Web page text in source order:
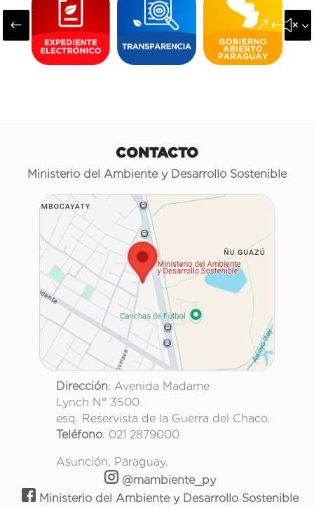
#
CONTACTO
Ministerio del Ambiente y Desarrollo Sostenible
Dirección: Avenida Madame
Lynch N° 3500.
esq. Reservista de la Guerra del Chaco.
Teléfono: 021 2879000
Asunción, Paraguay.
@mambiente_py
Ministerio del Ambiente y Desarrollo Sostenible